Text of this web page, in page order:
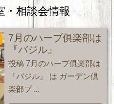
・相談会情報
7月のハーブ俱楽部は
『バジル』
投稿 7月のハーブ俱楽部は
『バジル』 は ガーデン倶
楽部ブ ...